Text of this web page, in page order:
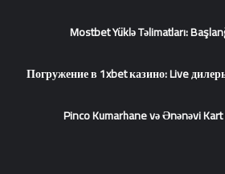
Mostbet Yüklə Təlimatları:
Погружение в 1xbet казино: Live
Pinco Kumarhane və Ənənəvi